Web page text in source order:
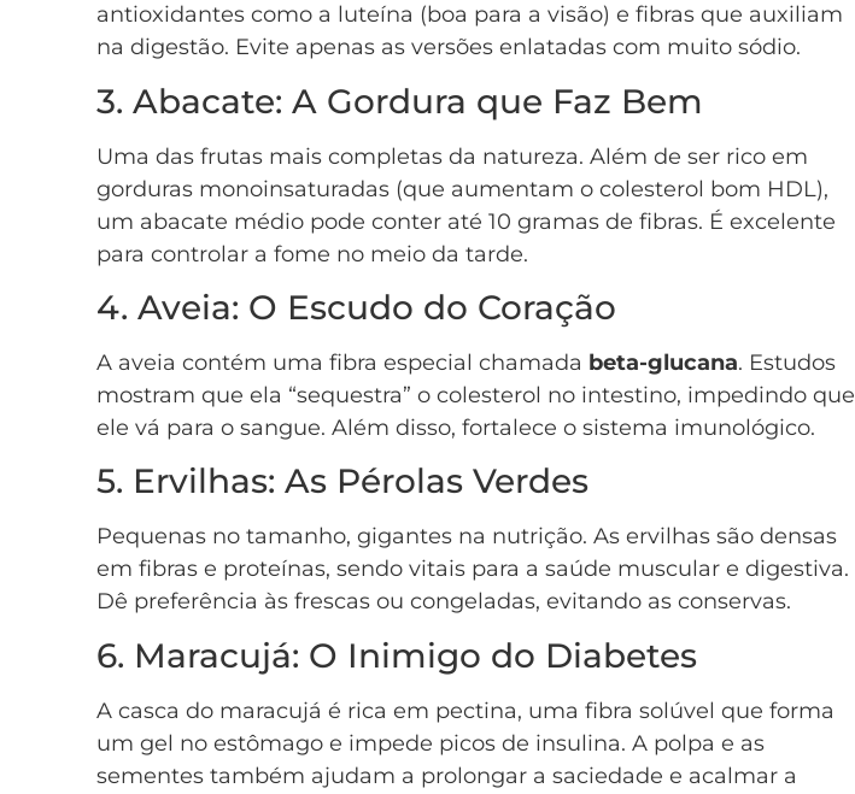
antioxidantes como a luteína (boa para a visão) e fibras que auxiliam
na digestão. Evite apenas as versões enlatadas com muito sódio.
3. Abacate: A Gordura que Faz Bem
Uma das frutas mais completas da natureza. Além de ser rico em
gorduras monoinsaturadas (que aumentam o colesterol bom HDL),
um abacate médio pode conter até 10 gramas de fibras. É excelente
para controlar a fome no meio da tarde.
4. Aveia: O Escudo do Coração
A aveia contém uma fibra especial chamada beta-glucana. Estudos
mostram que ela “sequestra” o colesterol no intestino, impedindo que
ele vá para o sangue. Além disso, fortalece o sistema imunológico.
5. Ervilhas: As Pérolas Verdes
Pequenas no tamanho, gigantes na nutrição. As ervilhas são densas
em fibras e proteínas, sendo vitais para a saúde muscular e digestiva.
Dê preferência às frescas ou congeladas, evitando as conservas.
6. Maracujá: O Inimigo do Diabetes
A casca do maracujá é rica em pectina, uma fibra solúvel que forma
um gel no estômago e impede picos de insulina. A polpa e as
sementes também ajudam a prolongar a saciedade e acalmar a